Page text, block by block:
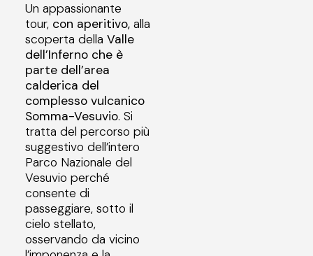
Un appassionante
tour, con aperitivo, alla
scoperta della Valle
dell’Inferno che è
parte dell’area
calderica del
complesso vulcanico
Somma-Vesuvio. Si
tratta del percorso più
suggestivo dell’intero
Parco Nazionale del
Vesuvio perché
consente di
passeggiare, sotto il
cielo stellato,
osservando da vicino